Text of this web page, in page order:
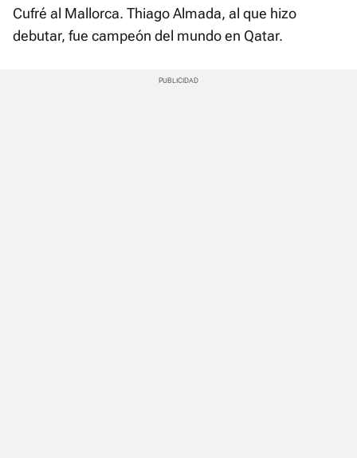
Cufré al Mallorca. Thiago Almada, al que hizo
debutar, fue campeón del mundo en Qatar.